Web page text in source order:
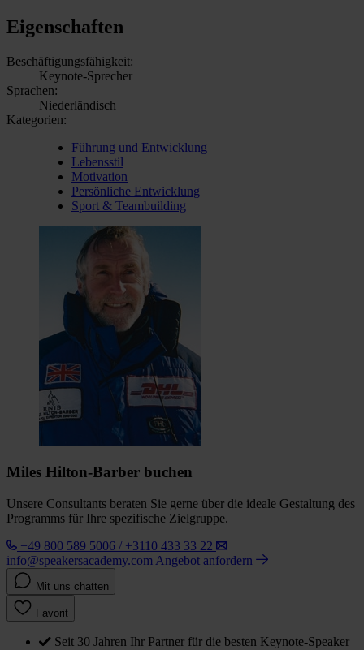
Eigenschaften
Beschäftigungsfähigkeit:
Keynote-Sprecher
Sprachen:
Niederländisch
Kategorien:
Führung und Entwicklung
Lebensstil
Motivation
Persönliche Entwicklung
Sport & Teambuilding
Miles Hilton-Barber buchen
Unsere Consultants beraten Sie gerne über die ideale Gestaltung des
Programms für Ihre spezifische Zielgruppe.
+49 800 589 5006 / +3110 433 33 22
info@speakersacademy.com Angebot anfordern
Mit uns chatten
Favorit
Seit 30 Jahren Ihr Partner für die besten Keynote-Speaker